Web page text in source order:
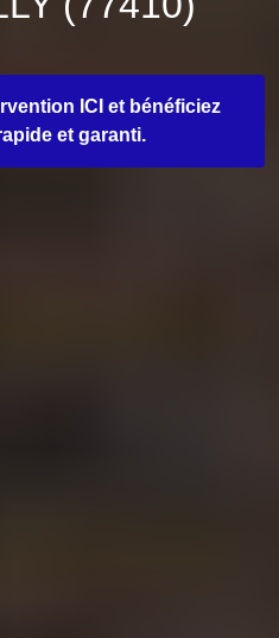
ICI et bénéficiez
et garanti.